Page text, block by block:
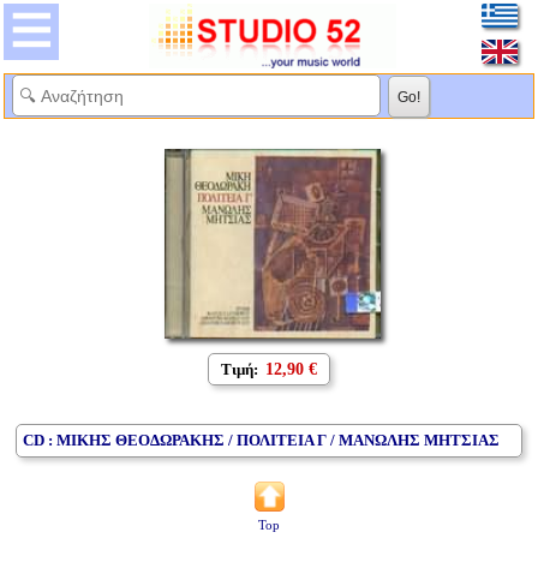
Τιμή: 12,90 €
CD : ΜΙΚΗΣ ΘΕΟΔΩΡΑΚΗΣ / ΠΟΛΙΤΕΙΑ Γ / ΜΑΝΩΛΗΣ ΜΗΤΣΙΑΣ
Top